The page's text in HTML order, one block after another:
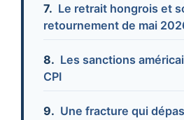
Le retrait hongrois et
retournement de mai
Les sanctions
CPI
Une fracture qui